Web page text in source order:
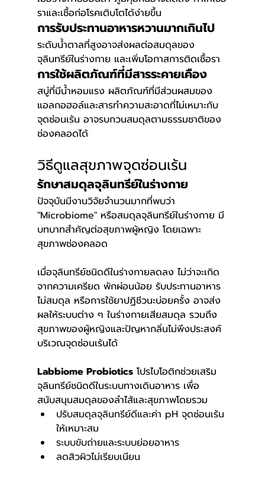
ราและเชื้อก่อโรคเติบโตได้ง่ายขึ้น
การรับประทานอาหารหวานมากเกินไป
ระดับน้ำตาลที่สูงอาจส่งผลต่อสมดุลของ
จุลินทรีย์ในร่างกาย และเพิ่มโอกาสการติดเชื้อรา
การใช้ผลิตภัณฑ์ที่มีสารระคายเคือง
สบู่ที่มีน้ำหอมแรง ผลิตภัณฑ์ที่มีส่วนผสมของ
แอลกอฮอล์และสารทำความสะอาดที่ไม่เหมาะกับ
จุดซ่อนเร้น อาจรบกวนสมดุลตามธรรมชาติของ
ช่องคลอดได้
วิธีดูแลสุขภาพจุดซ่อนเร้น
รักษาสมดุลจุลินทรีย์ในร่างกาย
ปัจจุบันมีงานวิจัยจำนวนมากที่พบว่า
"Microbiome" หรือสมดุลจุลินทรีย์ในร่างกาย มี
บทบาทสำคัญต่อสุขภาพผู้หญิง โดยเฉพาะ
สุขภาพช่องคลอด
เมื่อจุลินทรีย์ชนิดดีในร่างกายลดลง ไม่ว่าจะเกิด
จากความเครียด พักผ่อนน้อย รับประทานอาหาร
ไม่สมดุล หรือการใช้ยาปฏิชีวนะบ่อยครั้ง อาจส่ง
ผลให้ระบบต่าง ๆ ในร่างกายเสียสมดุล รวมถึง
สุขภาพของผู้หญิงและปัญหากลิ่นไม่พึงประสงค์
บริเวณจุดซ่อนเร้นได้
Labbiome Probiotics โปรไบโอติกช่วยเสริม
จุลินทรีย์ชนิดดีในระบบทางเดินอาหาร เพื่อ
สนับสนุนสมดุลของลำไส้และสุขภาพโดยรวม
ปรับสมดุลจุลินทรีย์ดีและค่า pH จุดซ่อนเร้น
ให้เหมาะสม
ระบบขับถ่ายและระบบย่อยอาหาร
ลดสิวผิวไม่เรียบเนียน